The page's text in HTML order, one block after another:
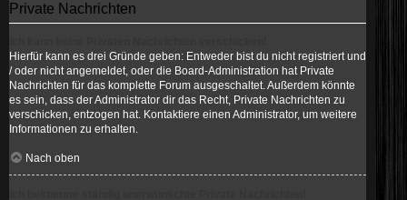
Private Nachrichten
Hierfür kann es drei Gründe geben: Entweder bist du nicht registriert und
/ oder nicht angemeldet, oder die Board-Administration hat Private
Nachrichten für das komplette Forum ausgeschaltet. Außerdem könnte
es sein, dass der Administrator dir das Recht, Private Nachrichten zu
verschicken, entzogen hat. Kontaktiere einen Administrator, um weitere
Informationen zu erhalten.
Nach oben